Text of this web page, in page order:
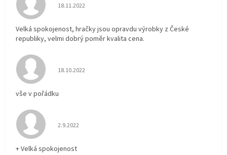
Hodnocení obchodu je 5 z 5 hvězdiček.
18.11.2022
Velká spokojenost, hračky jsou opravdu výrobky z České
republiky, velmi dobrý poměr kvalita cena.
Hodnocení obchodu je 5 z 5 hvězdiček.
18.10.2022
vše v pořádku
Hodnocení obchodu je 5 z 5 hvězdiček.
2.9.2022
+ Velká spokojenost